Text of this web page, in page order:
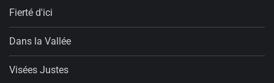
Fierté d'ici
Dans la Vallée
Visées Justes